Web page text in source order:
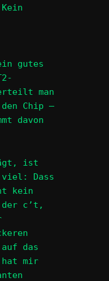
gutes
man
Chip –
davon
ist
Dass
kein
der c’t,
das
hat mir